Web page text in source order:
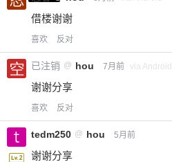
借楼谢谢
喜欢 反对
已注销 @ hou 7月前 via Android
谢谢分享
喜欢 反对
tedm250 @ hou 5月前
谢谢分享